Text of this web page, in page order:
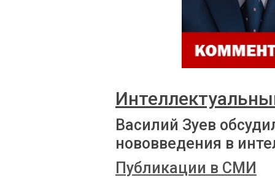
Василий Зуев
нововведения в
Публикации в СМИ